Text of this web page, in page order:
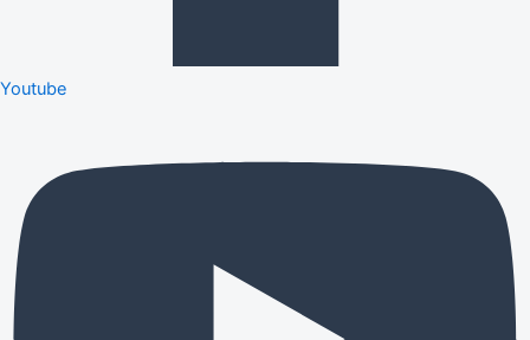
Youtube